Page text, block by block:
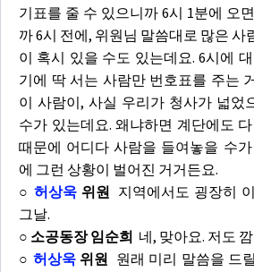
기표를 줄 수 있으니까 6시 1분에 오
까 6시 전에, 위원님 말씀대로 많은 사
이 혹시 있을 수도 있는데요. 6시에
기에 딱 서는 사람만 번호표를 주는
이 사람이, 사실 우리가 청사가 넓었
수가 있는데요. 왜냐하면 계단에도
때문에 어디다 사람을 들여놓을 수
에 그런 상황이 벌어진 거거든요.
○ 허상욱위원 지역에서도 굉장히
그날.
○ 소공동장 임순희 네, 맞아요. 저도
○ 허상욱위원 원래 미리 말씀을 드